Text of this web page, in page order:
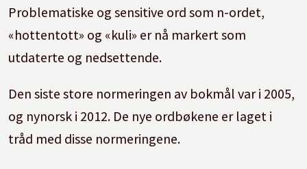
Problematiske og sensitive ord som n-ordet,
«hottentott» og «kuli» er nå markert som
utdaterte og nedsettende.
Den siste store normeringen av bokmål var i 2005,
og nynorsk i 2012. De nye ordbøkene er laget i
tråd med disse normeringene.